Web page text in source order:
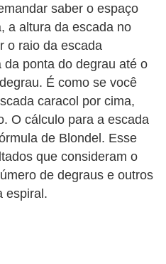
saber o espaço
a altura da escada no
o raio da escada
ponta do degrau até o
É como se você
caracol por cima,
O cálculo para a escada
de Blondel. Esse
que consideram o
de degraus e outros
espiral.